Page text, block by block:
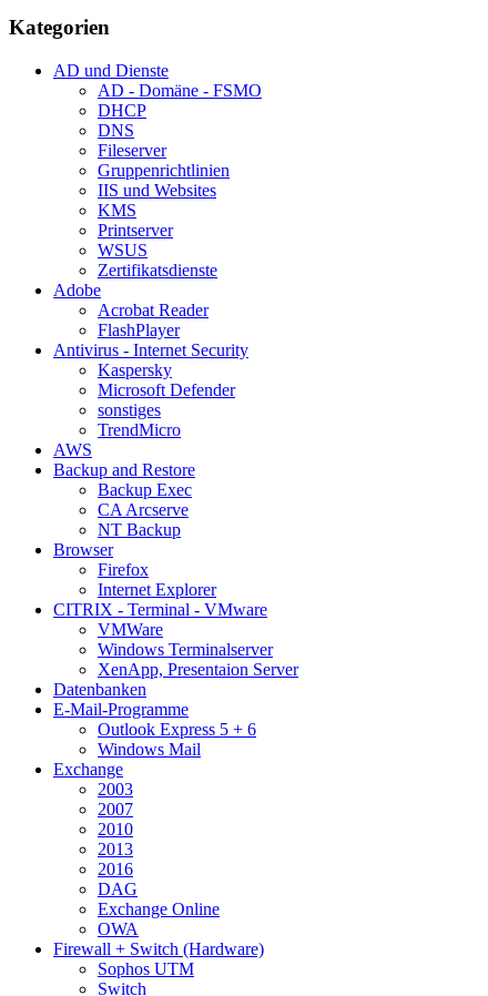
Kategorien
AD und Dienste
AD - Domäne - FSMO
DHCP
DNS
Fileserver
Gruppenrichtlinien
IIS und Websites
KMS
Printserver
WSUS
Zertifikatsdienste
Adobe
Acrobat Reader
FlashPlayer
Antivirus - Internet Security
Kaspersky
Microsoft Defender
sonstiges
TrendMicro
AWS
Backup and Restore
Backup Exec
CA Arcserve
NT Backup
Browser
Firefox
Internet Explorer
CITRIX - Terminal - VMware
VMWare
Windows Terminalserver
XenApp, Presentaion Server
Datenbanken
E-Mail-Programme
Outlook Express 5 + 6
Windows Mail
Exchange
2003
2007
2010
2013
2016
DAG
Exchange Online
OWA
Firewall + Switch (Hardware)
Sophos UTM
Switch